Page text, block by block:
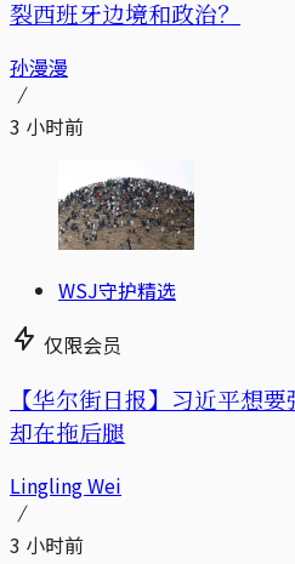
裂西班牙边境和政治？
孙漫漫
3 小时前
WSJ守护精选
仅限会员
【华尔街日报】习近平想
却在拖后腿
Lingling Wei
3 小时前